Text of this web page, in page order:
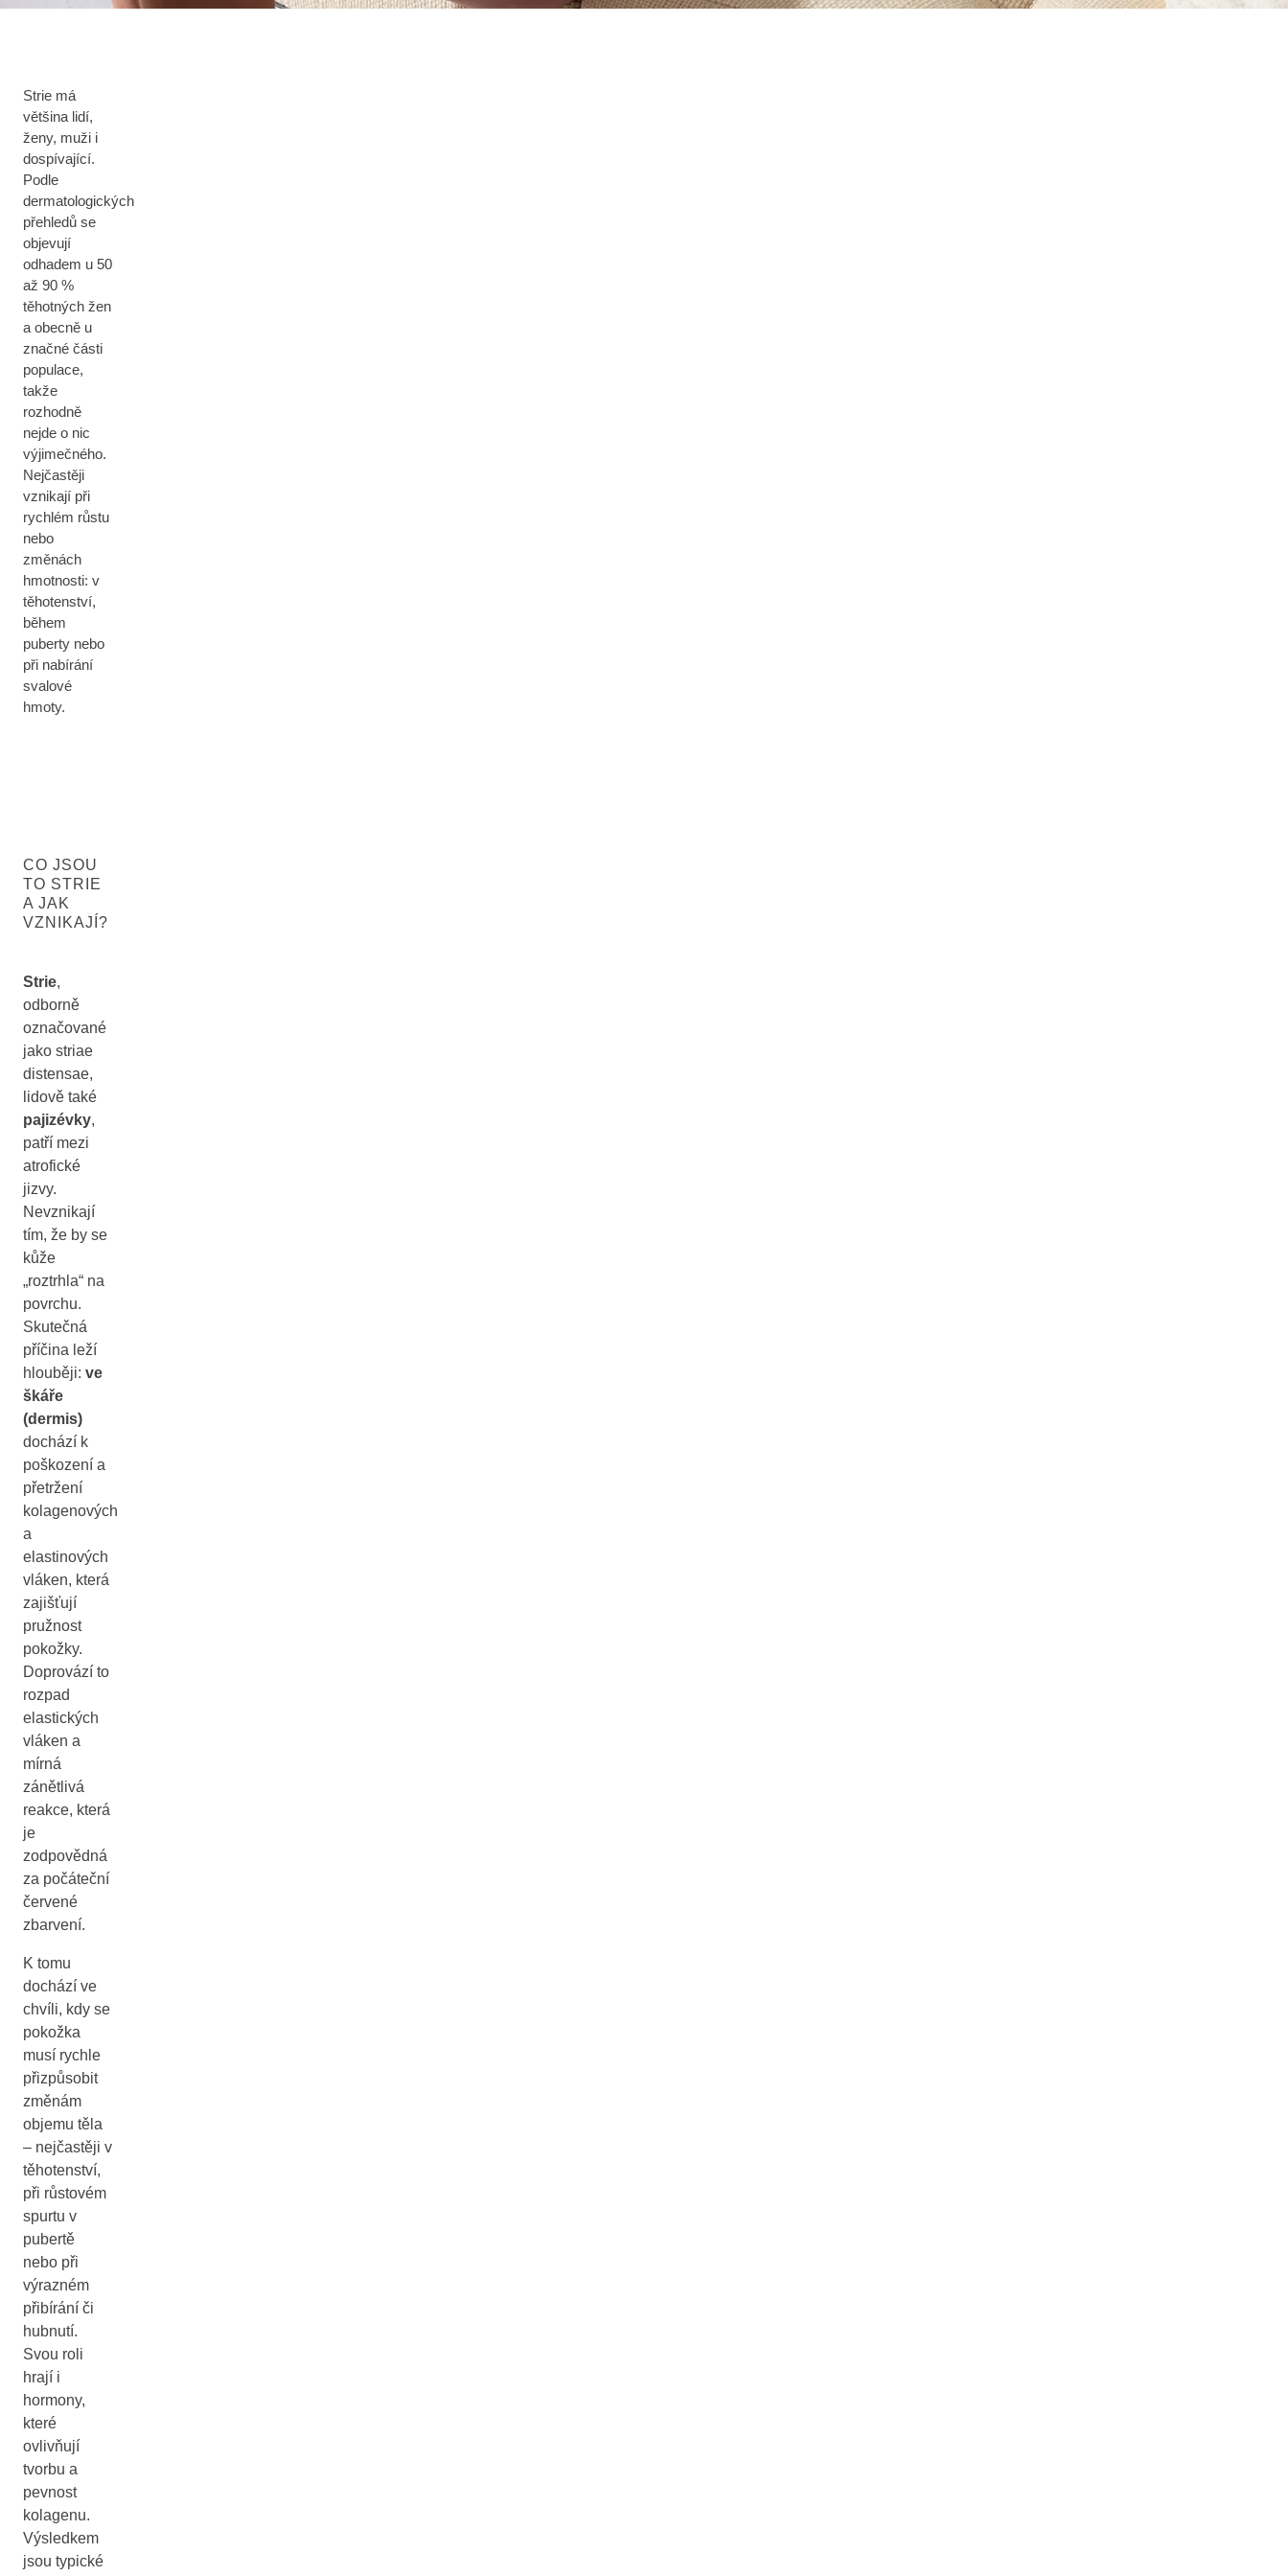
Strie má
většina lidí,
ženy, muži i
dospívající.
Podle
dermatologických
přehledů se
objevují
odhadem u 50
až 90 %
těhotných žen
a obecně u
značné části
populace,
takže
rozhodně
nejde o nic
výjimečného.
Nejčastěji
vznikají při
rychlém růstu
nebo
změnách
hmotnosti: v
těhotenství,
během
puberty nebo
při nabírání
svalové
hmoty.
CO JSOU
TO STRIE
A JAK
VZNIKAJÍ?
Strie,
odborně
označované
jako striae
distensae,
lidově také
pajizévky,
patří mezi
atrofické
jizvy.
Nevznikají
tím, že by se
kůže
„roztrhla“ na
povrchu.
Skutečná
příčina leží
hlouběji: ve
škáře
(dermis)
dochází k
poškození a
přetržení
kolagenových
a
elastinových
vláken, která
zajišťují
pružnost
pokožky.
Doprovází to
rozpad
elastických
vláken a
mírná
zánětlivá
reakce, která
je
zodpovědná
za počáteční
červené
zbarvení.
K tomu
dochází ve
chvíli, kdy se
pokožka
musí rychle
přizpůsobit
změnám
objemu těla
– nejčastěji v
těhotenství,
při růstovém
spurtu v
pubertě
nebo při
výrazném
přibírání či
hubnutí.
Svou roli
hrají i
hormony,
které
ovlivňují
tvorbu a
pevnost
kolagenu.
Výsledkem
jsou typické